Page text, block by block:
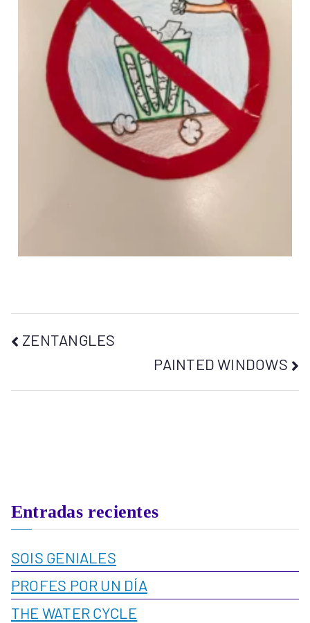
ZENTANGLES
PAINTED WINDOWS
Entradas recientes
SOIS GENIALES
PROFES POR UN DÍA
THE WATER CYCLE